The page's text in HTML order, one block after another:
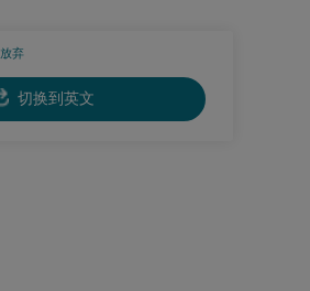
放弃
切换到英文